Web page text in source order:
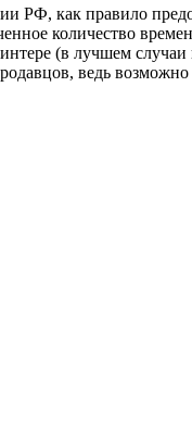
РФ, как правило
количество
(в лучшем
ведь